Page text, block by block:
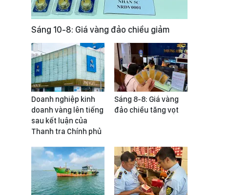
Sáng 10-8: Giá vàng đảo chiều giảm
Doanh nghiệp kinh
doanh vàng lên tiếng
sau kết luận của
Thanh tra Chính phủ
Sáng 8-8: Giá vàng
đảo chiều tăng vọt